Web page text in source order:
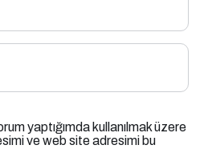
yaptığımda kullanılmak üzere
ve web site adresimi bu